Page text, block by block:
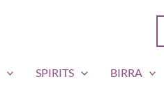
SPIRITS BIRRA